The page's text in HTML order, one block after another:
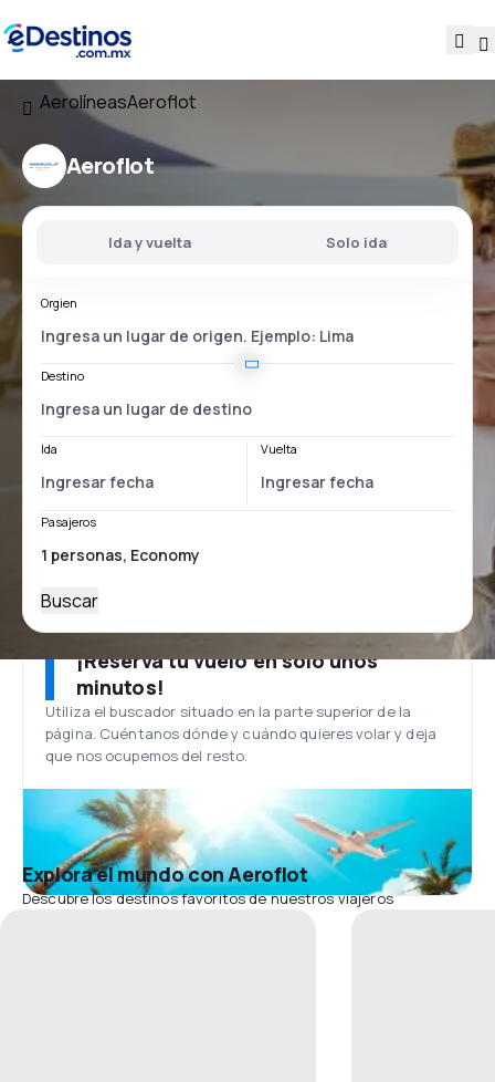
AerolíneasAeroflot
Aeroflot
Ida y vuelta Solo ida
Orgien
Destino
Ida Vuelta
Pasajeros
Buscar
¡Reserva tu vuelo en solo unos
minutos!
Utiliza el buscador situado en la parte superior de la
página. Cuéntanos dónde y cuándo quieres volar y deja
que nos ocupemos del resto.
Explora el mundo con Aeroflot
Descubre los destinos favoritos de nuestros viajeros